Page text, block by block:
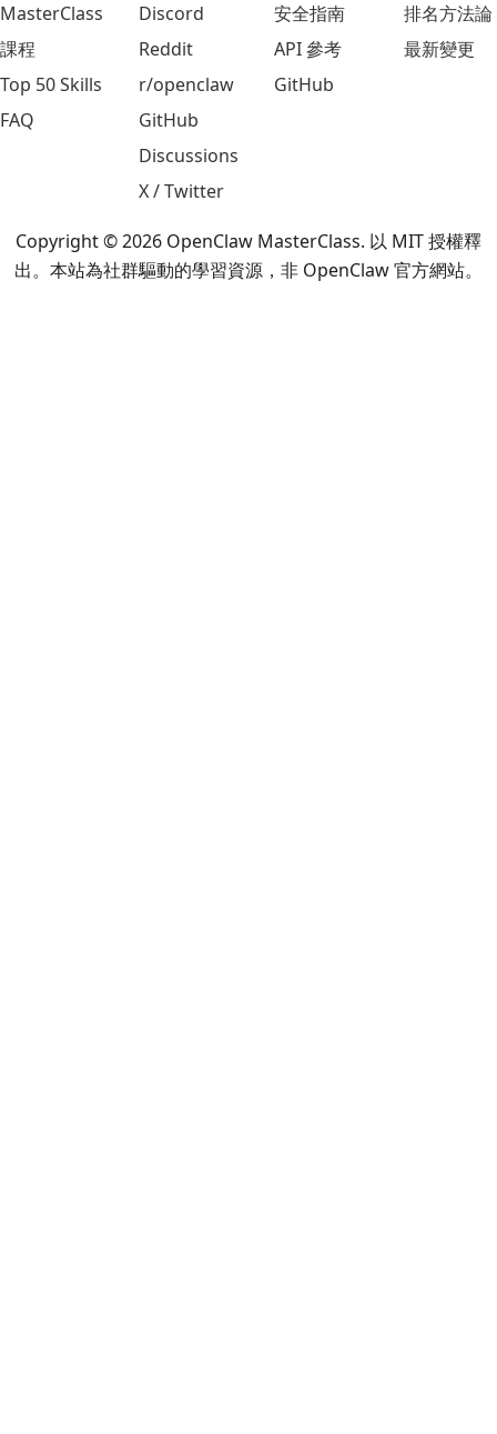
MasterClass
課程
Top 50 Skills
FAQ
Discord
Reddit
r/openclaw
GitHub
Discussions
X / Twitter
安全指南
API 參考
GitHub
排名方法論
最新變更
Copyright © 2026 OpenClaw MasterClass. 以 MIT 授權釋
出。本站為社群驅動的學習資源，非 OpenClaw 官方網站。